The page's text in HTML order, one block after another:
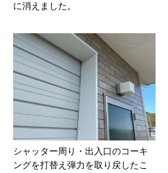
に消えました。
シャッター周り・出入口のコーキ
ングを打替え弾力を取り戻したこ